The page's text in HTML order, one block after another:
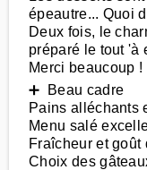
épeautre... Quoi
Deux fois, le
préparé le tout 'à
Merci beaucoup !
➕ Beau cadre
Pains alléchants
Menu salé
Fraîcheur et goût
Choix des